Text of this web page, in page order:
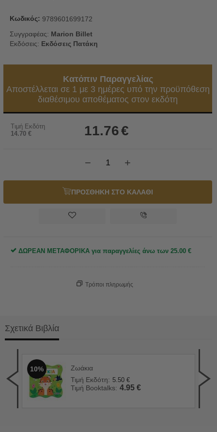
Κωδικός: 9789601699172
Συγγραφέας: Marion Billet
Εκδόσεις: Εκδόσεις Πατάκη
Κατόπιν Παραγγελίας
Αποστέλλεται σε 1 με 3 ημέρες υπό την προϋπόθεση
διαθέσιμου αποθέματος στον εκδότη
Τιμή Εκδότη
14.70 € 11.76€
+
−
ΠΡΟΣΘΗΚΗ ΣΤΟ ΚΑΛΑΘΙ
ΔΩΡΕΑΝ ΜΕΤΑΦΟΡΙΚΑ για παραγγελίες άνω των 25.00 €
Τρόποι πληρωμής
Σχετικά Βιβλία
10%
Ζωάκια
Τιμή Εκδότη: 5.50 €
Τιμή Booktalks: 4.95 €